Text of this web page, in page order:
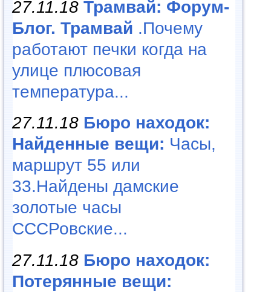
27.11.18 Трамвай: Форум-
Блог. Трамвай .Почему
работают печки когда на
улице плюсовая
температура...
27.11.18 Бюро находок:
Найденные вещи: Часы,
маршрут 55 или
33.Найдены дамские
золотые часы
СССРовские...
27.11.18 Бюро находок:
Потерянные вещи: